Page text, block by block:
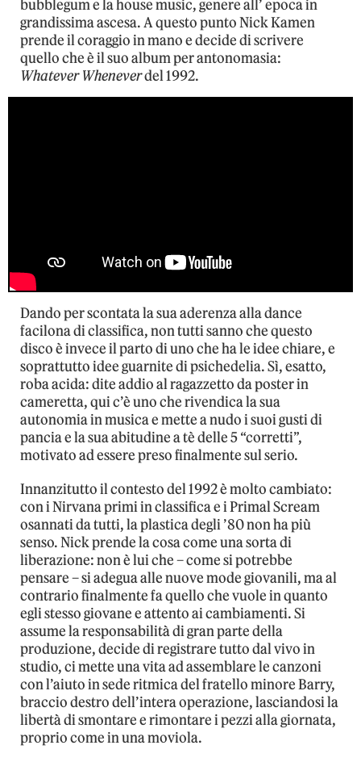
bubblegum e la house music, genere all’ epoca in
grandissima ascesa. A questo punto Nick Kamen
prende il coraggio in mano e decide di scrivere
quello che è il suo album per antonomasia:
Whatever Wheneverdel 1992.
Dando per scontata la sua aderenza alla dance
facilona di classifica, non tutti sanno che questo
disco è invece il parto di uno che ha le idee chiare, e
soprattutto idee guarnite di psichedelia. Sì, esatto,
roba acida: dite addio al ragazzetto da poster in
cameretta, qui c’è uno che rivendica la sua
autonomia in musica e mette a nudo i suoi gusti di
pancia e la sua abitudine a tè delle 5 “corretti”,
motivato ad essere preso finalmente sul serio.
Innanzitutto il contesto del 1992 è molto cambiato:
con i Nirvana primi in classifica e i Primal Scream
osannati da tutti, la plastica degli ’80 non ha più
senso. Nick prende la cosa come una sorta di
liberazione: non è lui che – come si potrebbe
pensare – si adegua alle nuove mode giovanili, ma al
contrario finalmente fa quello che vuole in quanto
egli stesso giovane e attento ai cambiamenti. Si
assume la responsabilità di gran parte della
produzione, decide di registrare tutto dal vivo in
studio, ci mette una vita ad assemblare le canzoni
con l’aiuto in sede ritmica del fratello minore Barry,
braccio destro dell’intera operazione, lasciandosi la
libertà di smontare e rimontare i pezzi alla giornata,
proprio come in una moviola.